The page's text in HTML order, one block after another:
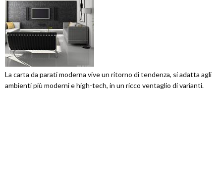
La carta da parati moderna vive un ritorno di tendenza, si adatta agli
ambienti più moderni e high-tech, in un ricco ventaglio di varianti.